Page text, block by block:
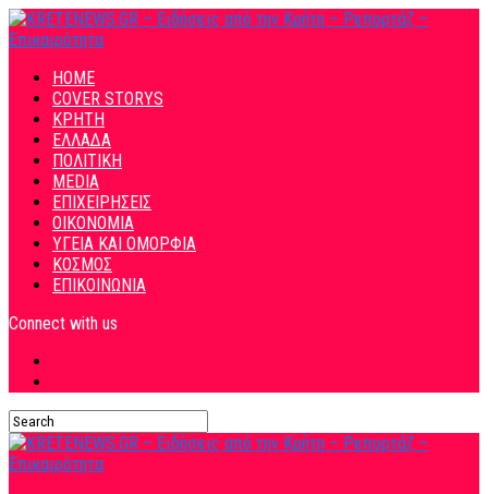
HOME
COVER STORYS
ΚΡΗΤΗ
ΕΛΛΑΔΑ
ΠΟΛΙΤΙΚΗ
MEDIA
ΕΠΙΧΕΙΡΗΣΕΙΣ
ΟΙΚΟΝΟΜΙΑ
ΥΓΕΙΑ ΚΑΙ ΟΜΟΡΦΙΑ
ΚΟΣΜΟΣ
ΕΠΙΚΟΙΝΩΝΙΑ
Connect with us